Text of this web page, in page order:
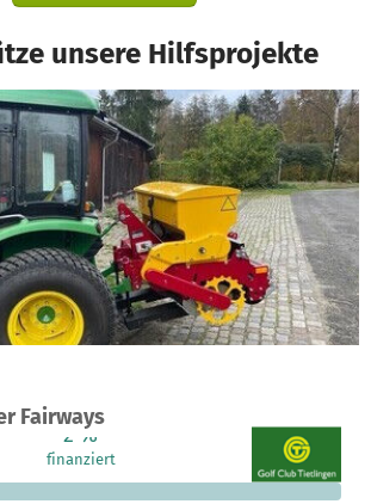
unsere Hilfsprojekte
Fairways
Deutschland
2 %
finanziert
13.848 €
fehlen noch